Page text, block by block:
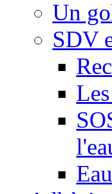
Un
SDV